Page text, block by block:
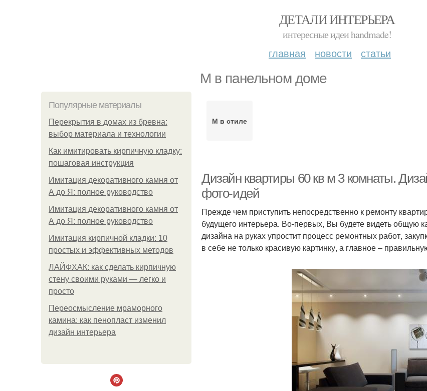
ДЕТАЛИ ИНТЕРЬЕРА
интересные идеи handmade!
главная новости статьи
М в панельном доме
Популярные материалы
Перекрытия в домах из бревна:
выбор материала и технологии
Как имитировать кирпичную кладку:
пошаговая инструкция
Имитация декоративного камня от
А до Я: полное руководство
Имитация декоративного камня от
А до Я: полное руководство
Имитация кирпичной кладки: 10
простых и эффективных методов
ЛАЙФХАК: как сделать кирпичную
стену своими руками — легко и
просто
Переосмысление мраморного
камина: как пенопласт изменил
дизайн интерьера
М в стиле
Дизайн квартиры 60 кв м 3 комнаты.
фото-идей
Прежде чем приступить непосредственно к ремонту
будущего интерьера. Во-первых, Вы будете видеть общую
дизайна на руках упростит процесс ремонтных работ,
в себе не только красивую картинку, а главное –